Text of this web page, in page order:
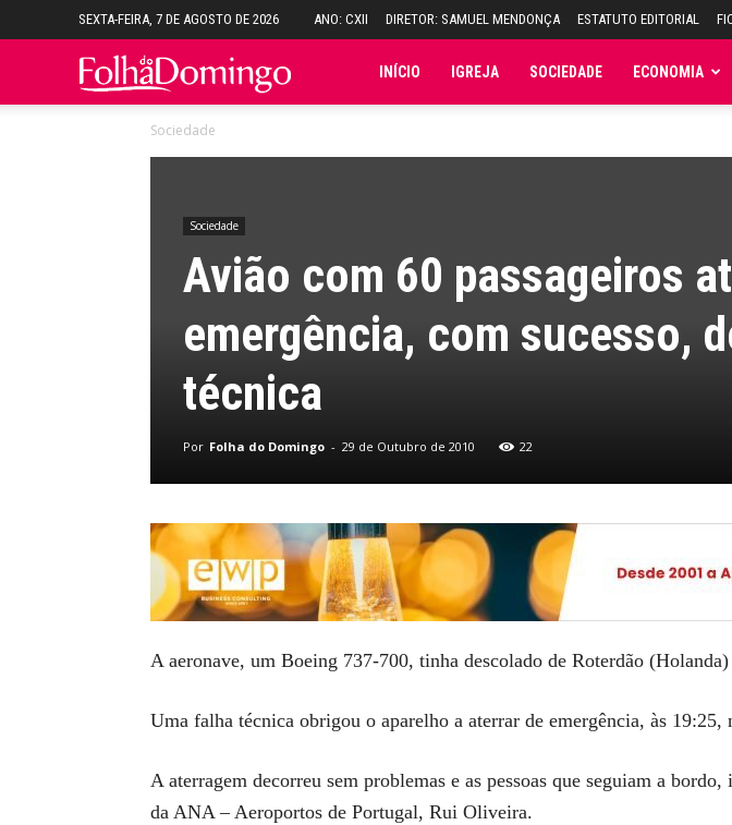
SEXTA-FEIRA, 7 DE AGOSTO DE 2026 ANO: CXII DIRETOR: SAMUEL MENDONÇA ESTATUTO EDITORIAL
Folha INÍCIO IGREJA SOCIEDADE ECONOMIA
Sociedade
Sociedade
Avião com 60 passageiros
emergência, com sucesso,
técnica
Por Folha do Domingo - 29 de Outubro de 2010 22
A aeronave, um Boeing 737-700, tinha descolado de Roterdão
Uma falha técnica obrigou o aparelho a aterrar de emergência, às
A aterragem decorreu sem problemas e as pessoas que seguiam a
da ANA – Aeroportos de Portugal, Rui Oliveira.